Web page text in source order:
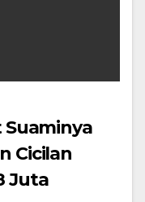
Cicilan
Juta